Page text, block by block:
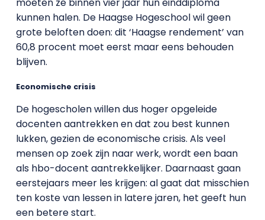
kunnen halen. De Haagse Hogeschool wil geen
grote beloften doen: dit ‘Haagse rendement’ van
60,8 procent moet eerst maar eens behouden
blijven.
Economische crisis
De hogescholen willen dus hoger opgeleide
docenten aantrekken en dat zou best kunnen
lukken, gezien de economische crisis. Als veel
mensen op zoek zijn naar werk, wordt een baan
als hbo-docent aantrekkelijker. Daarnaast gaan
eerstejaars meer les krijgen: al gaat dat misschien
ten koste van lessen in latere jaren, het geeft hun
een betere start.